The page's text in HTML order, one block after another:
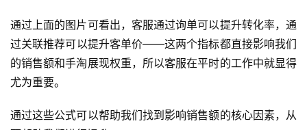
首
页
全
通过上面的图片可看出，客服通过询单可以提升转化率，通
过关联推荐可以提升客单价——这两个指标都直接影响我们
的销售额和手淘展现权重，所以客服在平时的工作中就显得
尤为重要。
通过这些公式可以帮助我们找到影响销售额的核心因素，从